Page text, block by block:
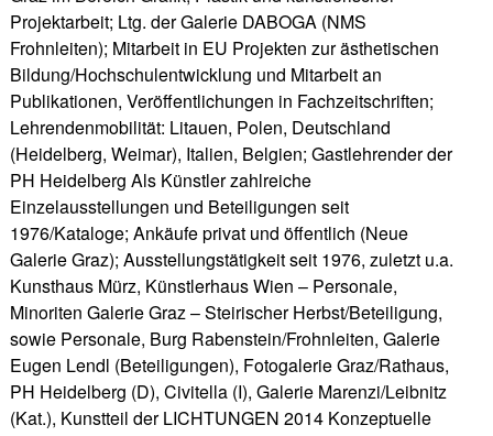
Projektarbeit; Ltg. der Galerie DABOGA (NMS
Frohnleiten); Mitarbeit in EU Projekten zur ästhetischen
Bildung/Hochschulentwicklung und Mitarbeit an
Publikationen, Veröffentlichungen in Fachzeitschriften;
Lehrendenmobilität: Litauen, Polen, Deutschland
(Heidelberg, Weimar), Italien, Belgien; Gastlehrender der
PH Heidelberg Als Künstler zahlreiche
Einzelausstellungen und Beteiligungen seit
1976/Kataloge; Ankäufe privat und öffentlich (Neue
Galerie Graz); Ausstellungstätigkeit seit 1976, zuletzt u.a.
Kunsthaus Mürz, Künstlerhaus Wien – Personale,
Minoriten Galerie Graz – Steirischer Herbst/Beteiligung,
sowie Personale, Burg Rabenstein/Frohnleiten, Galerie
Eugen Lendl (Beteiligungen), Fotogalerie Graz/Rathaus,
PH Heidelberg (D), Civitella (I), Galerie Marenzi/Leibnitz
(Kat.), Kunstteil der LICHTUNGEN 2014 Konzeptuelle